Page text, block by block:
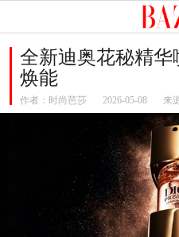
全新迪奥花秘精华
焕能
作者： 时尚芭莎 2026-05-08 来